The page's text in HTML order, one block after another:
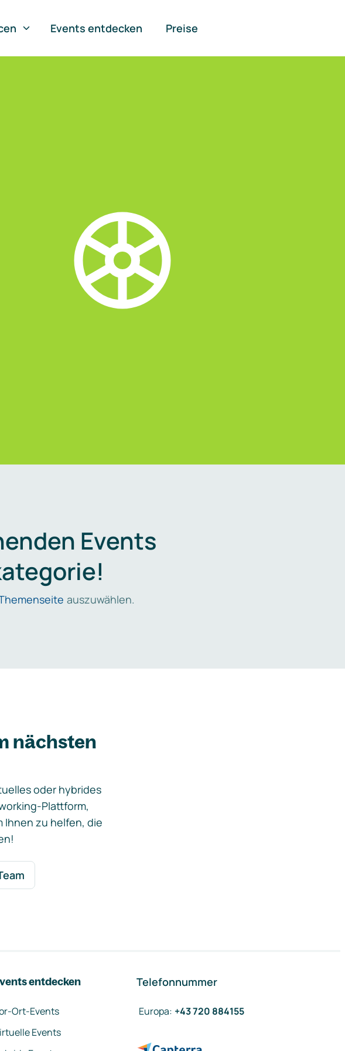
Events entdecken Preise
Events
auszuwählen.
nächsten
oder hybrides
Plattform,
Ihnen zu helfen, die
entdecken
Ort-Events
Events
Telefonnummer
Europa: +43 720 884155